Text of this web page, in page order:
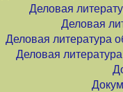
Деловая
Деловая
Деловая литература
Деловая